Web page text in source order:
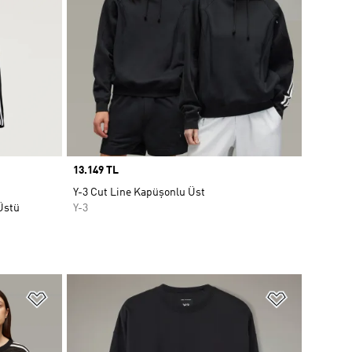
Price
13.149 TL
Y-3 Cut Line Kapüşonlu Üst
Y-3
Favori Listesine Ekle